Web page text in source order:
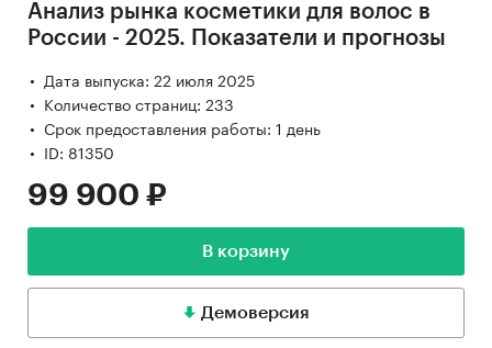
Анализ рынка косметики для волос в
России - 2025. Показатели и прогнозы
Дата выпуска: 22 июля 2025
Количество страниц: 233
Срок предоставления работы: 1 день
ID: 81350
99 900 ₽
В корзину
Демоверсия